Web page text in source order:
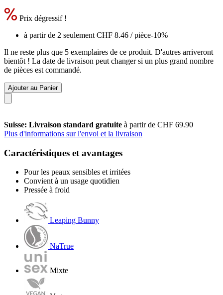
Prix dégressif !
à partir de 2 seulement CHF 8.46 / pièce-10%
Il ne reste plus que 5 exemplaires de ce produit. D'autres arriveront
bientôt ! La date de livraison peut changer si un plus grand nombre
de pièces est commandé.
Ajouter au Panier
Suisse: Livraison standard gratuite à partir de CHF 69.90
Plus d'informations sur l'envoi et la livraison
Caractéristiques et avantages
Pour les peaux sensibles et irritées
Convient à un usage quotidien
Pressée à froid
Leaping Bunny
NaTrue
Mixte